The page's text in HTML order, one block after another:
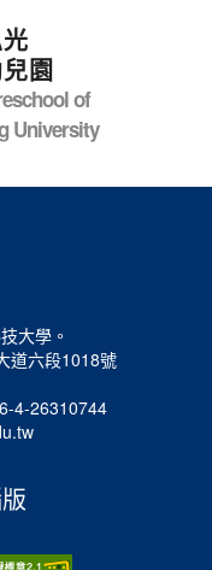
園
of
University
大學。
道六段1018號
4-26310744